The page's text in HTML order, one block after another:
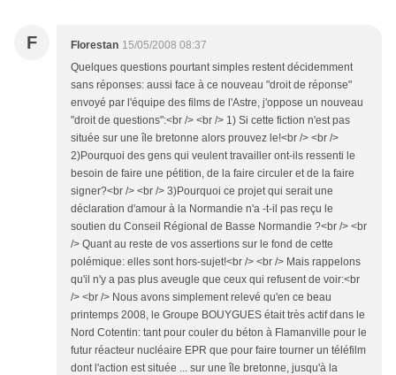
F Florestan 15/05/2008 08:37
Quelques questions pourtant simples restent décidemment
sans réponses: aussi face à ce nouveau "droit de réponse"
envoyé par l'équipe des films de l'Astre, j'oppose un nouveau
"droit de questions":<br /> <br /> 1) Si cette fiction n'est pas
située sur une île bretonne alors prouvez le!<br /> <br />
2)Pourquoi des gens qui veulent travailler ont-ils ressenti le
besoin de faire une pétition, de la faire circuler et de la faire
signer?<br /> <br /> 3)Pourquoi ce projet qui serait une
déclaration d'amour à la Normandie n'a -t-il pas reçu le
soutien du Conseil Régional de Basse Normandie ?<br /> <br
/> Quant au reste de vos assertions sur le fond de cette
polémique: elles sont hors-sujet!<br /> <br /> Mais rappelons
qu'il n'y a pas plus aveugle que ceux qui refusent de voir:<br
/> <br /> Nous avons simplement relevé qu'en ce beau
printemps 2008, le Groupe BOUYGUES était très actif dans le
Nord Cotentin: tant pour couler du béton à Flamanville pour le
futur réacteur nucléaire EPR que pour faire tourner un téléfilm
dont l'action est située ... sur une île bretonne, jusqu'à la